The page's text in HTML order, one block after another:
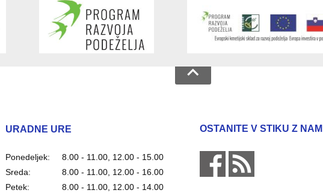
URADNE URE
Ponedeljek:
8.00 - 11.00, 12.00 - 15.00
Sreda:
8.00 - 11.00, 12.00 - 16.00
Petek:
8.00 - 11.00, 12.00 - 14.00
OSTANITE V STIKU Z NAMI